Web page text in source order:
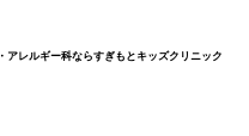
・アレルギー科ならすぎもと キッズクリニック